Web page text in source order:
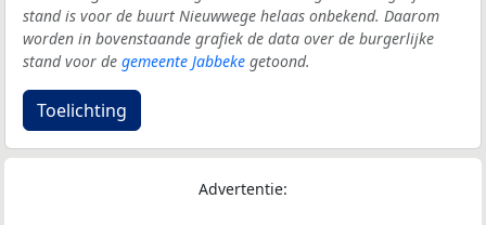
stand is voor de buurt Nieuwwege helaas onbekend. Daarom
worden in bovenstaande grafiek de data over de burgerlijke
stand voor de gemeente Jabbeke getoond.
Toelichting
Advertentie: